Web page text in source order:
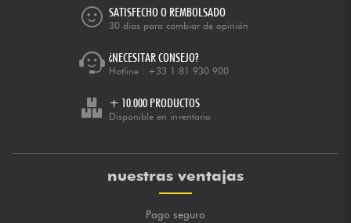
SATISFECHO O REMBOLSADO
30 días para cambiar de opinión
¿NECESITAR CONSEJO?
Hotline : +33 1 81 930 900
+ 10.000 PRODUCTOS
Disponible en inventario
nuestras ventajas
Pago seguro